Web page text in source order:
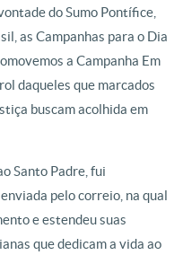
do Sumo Pontífice,
as Campanhas para o Dia
a Campanha Em
daqueles que marcados
buscam acolhida em
Santo Padre, fui
pelo correio, na qual
e estendeu suas
que dedicam a vida ao